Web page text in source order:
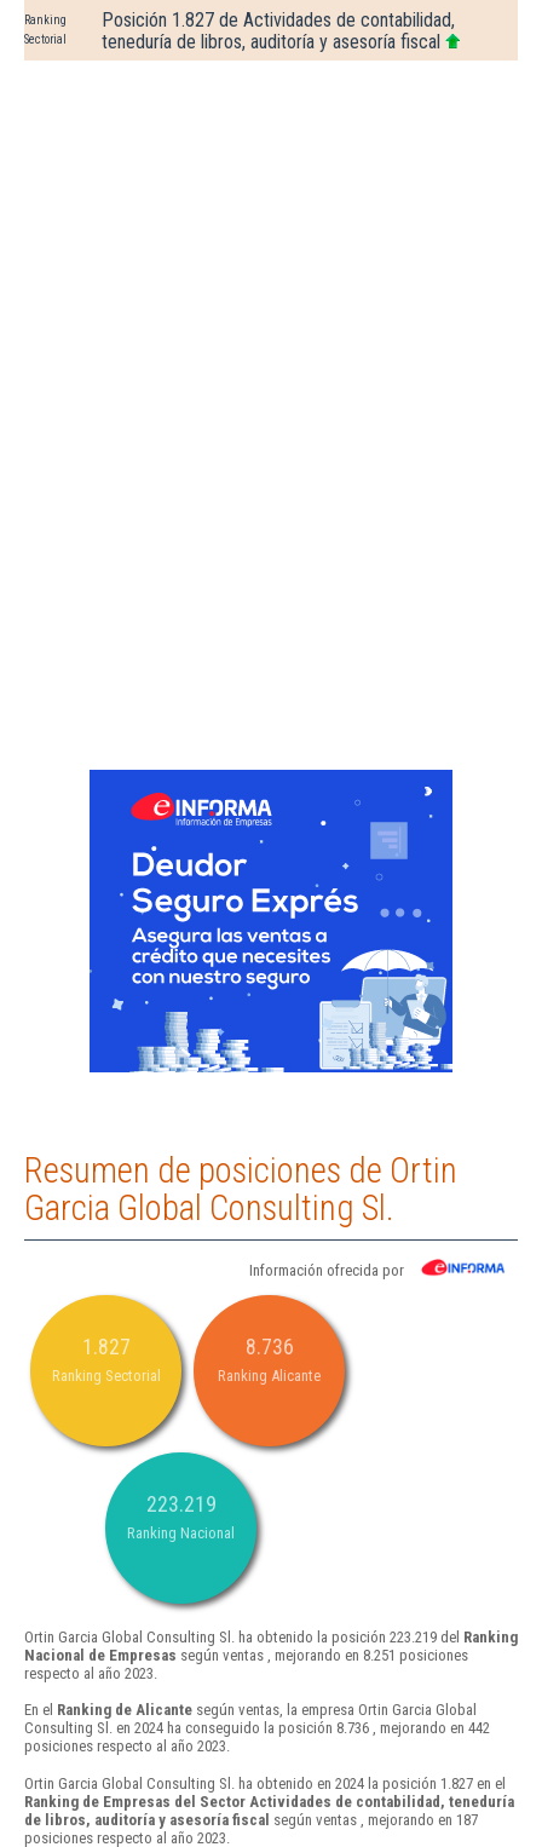
Ranking
Sectorial
Posición 1.827 de Actividades de contabilidad,
teneduría de libros, auditoría y asesoría fiscal
Resumen de posiciones de Ortin
Garcia Global Consulting Sl.
Información ofrecida por
1.827
Ranking Sectorial
8.736
Ranking Alicante
223.219
Ranking Nacional
Ortin Garcia Global Consulting Sl. ha obtenido la posición 223.219 del Ranking
Nacional de Empresas según ventas , mejorando en 8.251 posiciones
respecto al año 2023.
En el Ranking de Alicante según ventas, la empresa Ortin Garcia Global
Consulting Sl. en 2024 ha conseguido la posición 8.736 , mejorando en 442
posiciones respecto al año 2023.
Ortin Garcia Global Consulting Sl. ha obtenido en 2024 la posición 1.827 en el
Ranking de Empresas del Sector Actividades de contabilidad, teneduría
de libros, auditoría y asesoría fiscal según ventas , mejorando en 187
posiciones respecto al año 2023.